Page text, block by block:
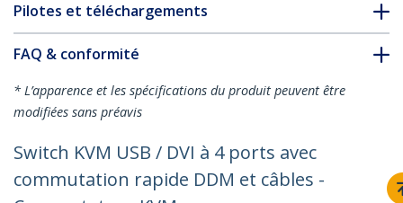
Pilotes et téléchargements
FAQ & conformité
* L’apparence et les spécifications du produit peuvent être
modifiées sans préavis
Switch KVM USB / DVI à 4 ports avec
commutation rapide DDM et câbles -